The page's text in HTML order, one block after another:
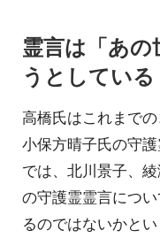
霊言は「あの
うとしている
高橋氏はこれまで
小保方晴子氏の守
では、北川景子、
の守護霊霊言につ
るのではないかと